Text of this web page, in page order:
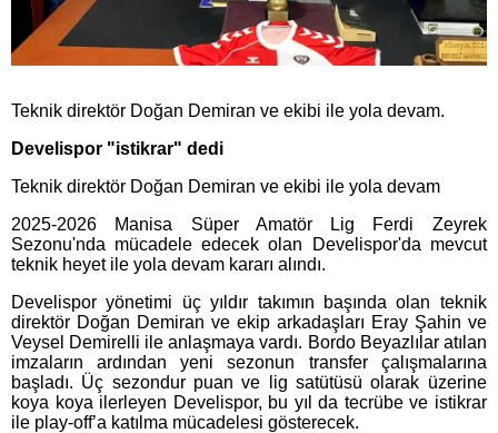
Teknik direktör Doğan Demiran ve ekibi ile yola devam.
Develispor "istikrar" dedi
Teknik direktör Doğan Demiran ve ekibi ile yola devam
2025-2026 Manisa Süper Amatör Lig Ferdi Zeyrek
Sezonu'nda mücadele edecek olan Develispor'da mevcut
teknik heyet ile yola devam kararı alındı.
Develispor yönetimi üç yıldır takımın başında olan teknik
direktör Doğan Demiran ve ekip arkadaşları Eray Şahin ve
Veysel Demirelli ile anlaşmaya vardı. Bordo Beyazlılar atılan
imzaların ardından yeni sezonun transfer çalışmalarına
başladı. Üç sezondur puan ve lig satütüsü olarak üzerine
koya koya ilerleyen Develispor, bu yıl da tecrübe ve istikrar
ile play-off’a katılma mücadelesi gösterecek.